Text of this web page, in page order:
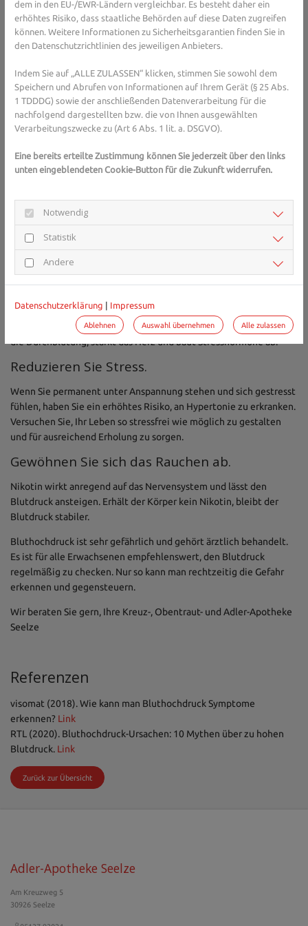
Zurück zur Übersicht
Es gibt neben Medikamenten auch verschiedene natürliche
Maßnahmen und Mittel, um den Blutdruck zu senken.
Verwenden Sie weniger Salz.
Speisesalz bindet Wasser im Körper, das Blutvolumen und der
Druck auf die Gefäße steigt. Diesen Effekt können Sie vermeiden,
indem Sie generell weniger Salz zu sich nehmen.
Ernähren Sie sich ausgewogen und gesund.
Eine fettarme, abwechslungsreiche Ernährung mit viel Obst,
Gemüse, Vollkornprodukten, Olivenöl, Fisch und Geflügel ist
Achten Sie auf Ihr Gewicht.
Kilo weniger sinkt der Blutdruck.
Bewegen Sie sich.
Wer sich mäßig, aber regelmäßig bewegt, schafft gute
Voraussetzungen für gesunde Blutdruckwerte. Bewegung fördert
die Durchblutung, stärkt das Herz und baut Stresshormone ab.
Reduzieren Sie Stress.
Wenn Sie permanent unter Anspannung stehen und sich gestresst
fühlen, haben Sie ein erhöhtes Risiko, an Hypertonie zu erkranken.
Versuchen Sie, Ihr Leben so stressfrei wie möglich zu gestalten
und für ausreichend Erholung zu sorgen.
Gewöhnen Sie sich das Rauchen ab.
Nikotin wirkt anregend auf das Nervensystem und lässt den
Blutdruck ansteigen. Erhält der Körper kein Nikotin, bleibt der
Blutdruck stabiler.
Bluthochdruck ist sehr gefährlich und gehört ärztlich behandelt.
Es ist für alle Erwachsenen empfehlenswert, den Blutdruck
regelmäßig zu checken. Nur so kann man rechtzeitig die Gefahr
erkennen und gegensteuern.
Wir beraten Sie gern, Ihre Kreuz-, Obentraut- und Adler-Apotheke
Seelze
Referenzen
visomat (2018). Wie kann man Bluthochdruck Symptome
erkennen? Link
RTL (2020). Bluthochdruck-Ursachen: 10 Mythen über zu hohen
Blutdruck. Link
Adler-Apotheke Seelze
Am Kreuzweg 5
30926 Seelze
dem in den EU-/EWR-Ländern vergleichbar. Es besteht daher ein
erhöhtes Risiko, dass staatliche Behörden auf diese Daten zugreifen
können. Weitere Informationen zu Sicherheitsgarantien finden Sie in
den Datenschutzrichtlinien des jeweiligen Anbieters.
Indem Sie auf „ALLE ZULASSEN“ klicken, stimmen Sie sowohl dem
Speichern und Abrufen von Informationen auf Ihrem Gerät (§ 25 Abs.
1 TDDDG) sowie der anschließenden Datenverarbeitung für die
nachfolgend dargestellten bzw. die von Ihnen ausgewählten
Verarbeitungszwecke zu (Art 6 Abs. 1 lit. a. DSGVO).
Eine bereits erteilte Zustimmung können Sie jederzeit über den links
unten eingeblendeten Cookie-Button für die Zukunft widerrufen.
Notwendig
Statistik
Andere
Datenschutzerklärung Impressum
Ablehnen Auswahl übernehmen Alle zulassen